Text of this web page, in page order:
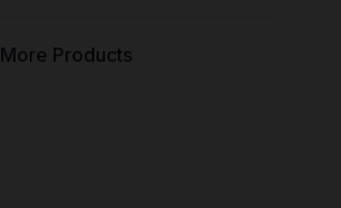
More Products